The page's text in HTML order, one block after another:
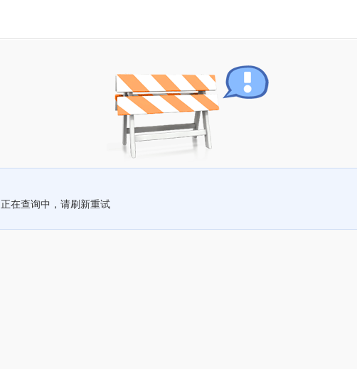
正在查询中，请刷新重试